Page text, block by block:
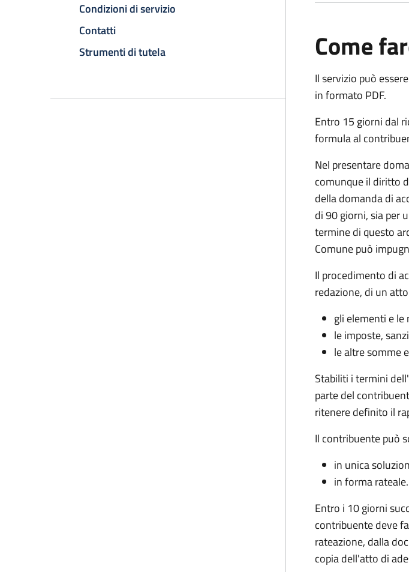
Condizioni di servizio
Contatti
Strumenti di tutela
Come
Il servizio può
in formato PDF.
Entro 15 giorni dal
formula al
Nel presentare
comunque il diritto
della domanda di
di 90 giorni, sia per
termine di questo
Comune può
Il procedimento di
redazione, di un
gli elementi e le
le imposte,
le altre somme
Stabiliti i termini
parte del
ritenere definito il
Il contribuente può
in unica
in forma rateale.
Entro i 10 giorni
contribuente deve
rateazione, dalla
copia dell'atto di